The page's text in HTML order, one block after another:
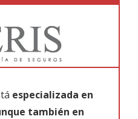
especializada en
también en